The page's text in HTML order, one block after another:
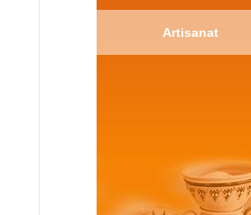
Artisanat